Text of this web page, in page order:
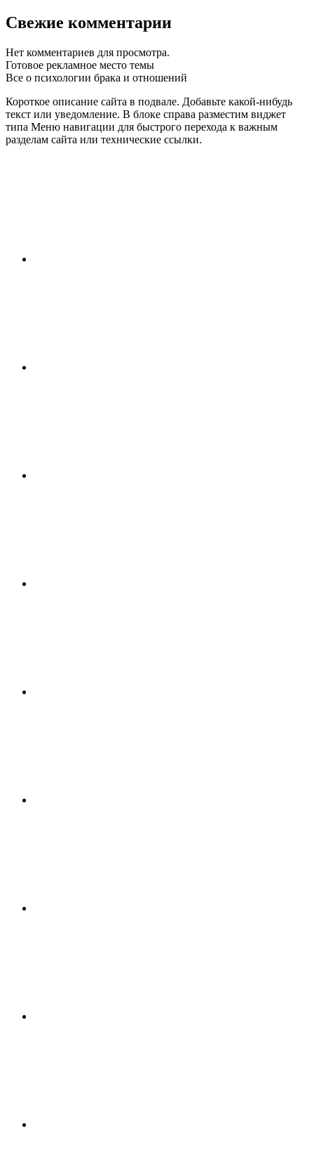
Свежие комментарии
Нет комментариев для просмотра.
Готовое рекламное место темы
Все о психологии брака и отношений
Короткое описание сайта в подвале. Добавьте какой-нибудь
текст или уведомление. В блоке справа разместим виджет
типа Меню навигации для быстрого перехода к важным
разделам сайта или технические ссылки.